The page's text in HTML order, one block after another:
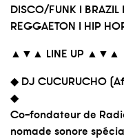
DISCO/FUNK I BRAZIL
REGGAETON I HIP
▲▼▲ LINE UP ▲▼▲
◆ DJ CUCURUCHO
◆
Co-fondateur de
nomade sonore